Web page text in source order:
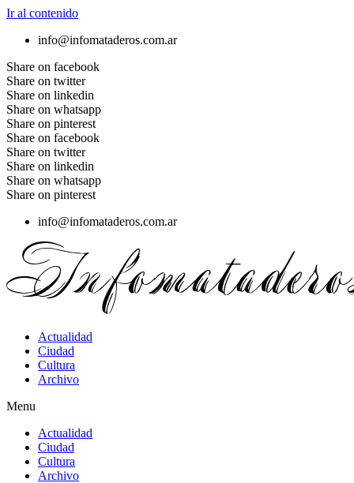
Ir al contenido
info@infomataderos.com.ar
Share on facebook
Share on twitter
Share on linkedin
Share on whatsapp
Share on pinterest
Share on facebook
Share on twitter
Share on linkedin
Share on whatsapp
Share on pinterest
info@infomataderos.com.ar
Actualidad
Ciudad
Cultura
Archivo
Menu
Actualidad
Ciudad
Cultura
Archivo